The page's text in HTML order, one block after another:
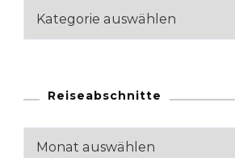
Kategorien
Reiseabschnitte
Reiseabschnitte